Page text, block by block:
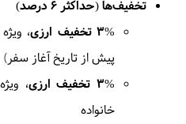
سکوت و شب کویر
واهیبا
یکشنبه1405/01/02
تخفیف‌ها (حداکثر 6 درصد)
3% تخفیف ارزی
پیش از تاریخ آغاز سفر)
3% تخفیف ارزی
،
خانواده